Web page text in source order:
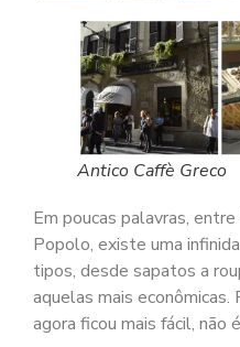
Antico Caffè Greco
Em poucas palavras, entre
Popolo, existe uma
tipos, desde sapatos a
aquelas mais econômicas.
agora ficou mais fácil, não